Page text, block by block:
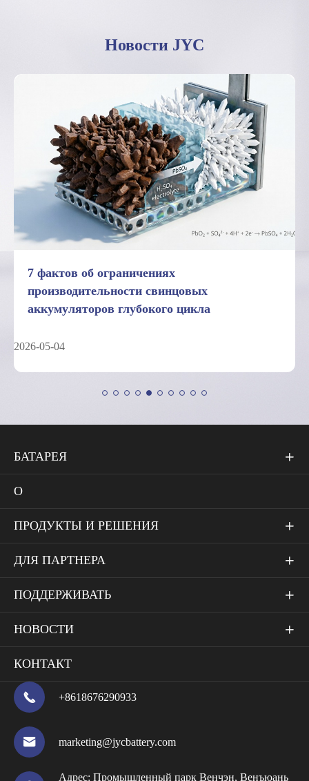
Новости JYC
7 фактов об ограничениях
производительности свинцовых
аккумуляторов глубокого цикла
2026-05-04
БАТАРЕЯ 
О
ПРОДУКТЫ И РЕШЕНИЯ 
ДЛЯ ПАРТНЕРА 
ПОДДЕРЖИВАТЬ 
НОВОСТИ 
КОНТАКТ
 +8618676290933
 marketing@jycbattery.com
Адрес: Промышленный парк Венчэн, Венъюань